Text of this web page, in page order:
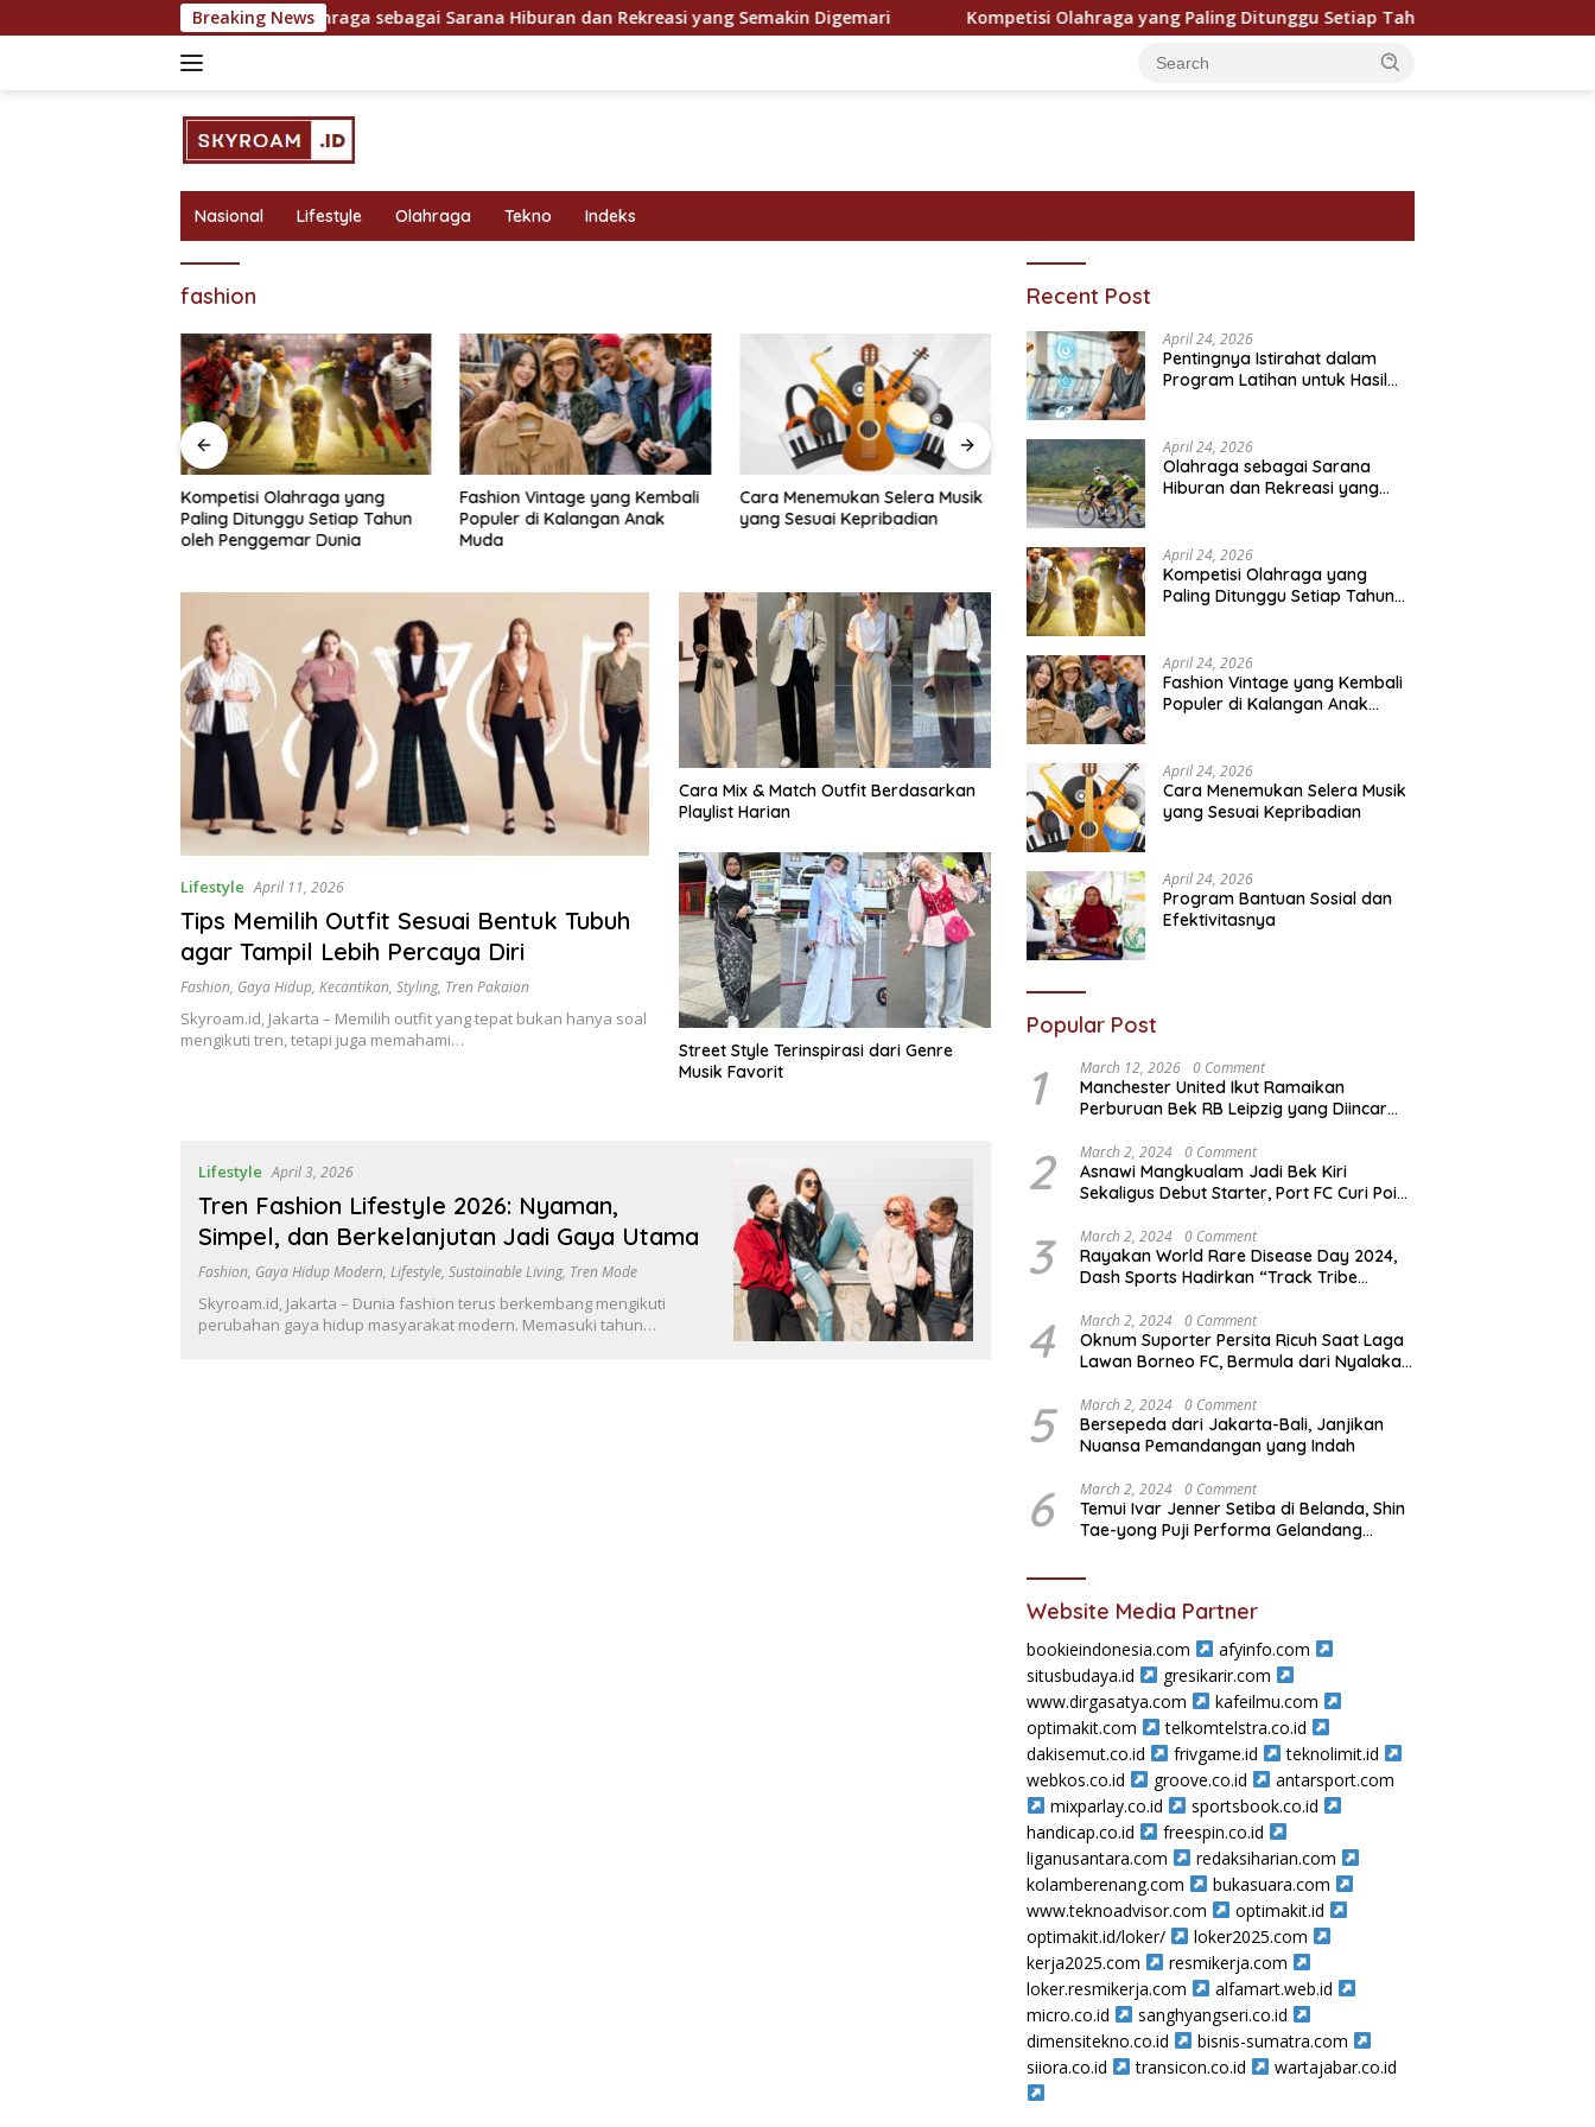
to
Breaking News
Olahraga sebagai Sarana Hiburan dan Rekreasi yang Semakin Digemari Kompetisi Olahraga yang Paling Ditunggu Setiap Tahun oleh Penggemar Dunia
Nasional Lifestyle Olahraga Tekno Indeks
fashion
Kompetisi Olahraga yang
Paling Ditunggu Setiap Tahun
oleh Penggemar Dunia
Fashion Vintage yang Kembali
Populer di Kalangan Anak
Muda
Cara Menemukan Selera Musik
yang Sesuai Kepribadian
Program Bantuan Sosial dan
Efektivitasnya
Pentingnya Pendidikan
Lifestyle April 11, 2026
Tips Memilih Outfit Sesuai Bentuk Tubuh
agar Tampil Lebih Percaya Diri
Fashion, Gaya Hidup, Kecantikan, Styling, Tren Pakaian
Skyroam.id, Jakarta – Memilih outfit yang tepat bukan hanya soal
mengikuti tren, tetapi juga memahami…
Cara Mix & Match Outfit Berdasarkan
Playlist Harian
Street Style Terinspirasi dari Genre
Musik Favorit
Lifestyle April 3, 2026
Tren Fashion Lifestyle 2026: Nyaman,
Simpel, dan Berkelanjutan Jadi Gaya Utama
Fashion, Gaya Hidup Modern, Lifestyle, Sustainable Living, Tren Mode
Skyroam.id, Jakarta – Dunia fashion terus berkembang mengikuti
perubahan gaya hidup masyarakat modern. Memasuki tahun…
Recent Post
April 24, 2026
Pentingnya Istirahat dalam
Program Latihan untuk Hasil
April 24, 2026
Olahraga sebagai Sarana
Hiburan dan Rekreasi yang
April 24, 2026
Kompetisi Olahraga yang
Paling Ditunggu Setiap Tahun
April 24, 2026
Fashion Vintage yang Kembali
Populer di Kalangan Anak
April 24, 2026
Cara Menemukan Selera Musik
yang Sesuai Kepribadian
April 24, 2026
Program Bantuan Sosial dan
Efektivitasnya
Popular Post
1 March 12, 2026 0 Comment
Manchester United Ikut Ramaikan
Perburuan Bek RB Leipzig yang Diincar
2 March 2, 2024 0 Comment
Asnawi Mangkualam Jadi Bek Kiri
Sekaligus Debut Starter, Port FC Curi Poin
3 March 2, 2024 0 Comment
Rayakan World Rare Disease Day 2024,
Dash Sports Hadirkan “Track Tribe
4 March 2, 2024 0 Comment
Oknum Suporter Persita Ricuh Saat Laga
Lawan Borneo FC, Bermula dari Nyalakan
5 March 2, 2024 0 Comment
Bersepeda dari Jakarta-Bali, Janjikan
Nuansa Pemandangan yang Indah
6 March 2, 2024 0 Comment
Temui Ivar Jenner Setiba di Belanda, Shin
Tae-yong Puji Performa Gelandang
Website Media Partner
bookieindonesia.com
afyinfo.com
situsbudaya.id
gresikarir.com
www.dirgasatya.com
kafeilmu.com
optimakit.com
telkomtelstra.co.id
dakisemut.co.id
frivgame.id
teknolimit.id
webkos.co.id
groove.co.id
antarsport.com
mixparlay.co.id
sportsbook.co.id
handicap.co.id
freespin.co.id
liganusantara.com
redaksiharian.com
kolamberenang.com
bukasuara.com
www.teknoadvisor.com
optimakit.id
optimakit.id/loker/
loker2025.com
kerja2025.com
resmikerja.com
loker.resmikerja.com
alfamart.web.id
micro.co.id
sanghyangseri.co.id
dimensitekno.co.id
bisnis-sumatra.com
siiora.co.id
transicon.co.id wartajabar.co.id